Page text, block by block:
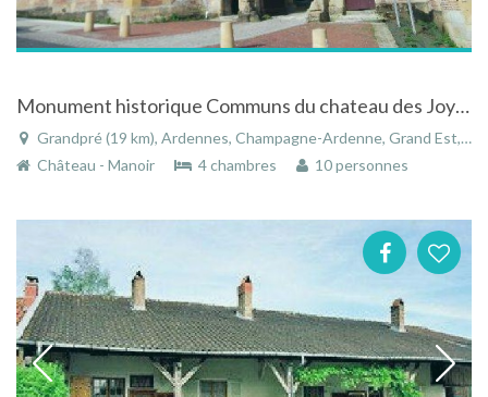
Monument historique Communs du chateau des Joyeuses à Grandpré
Grandpré (19 km), Ardennes, Champagne-Ardenne, Grand Est, France
Château - Manoir
4 chambres 10 personnes